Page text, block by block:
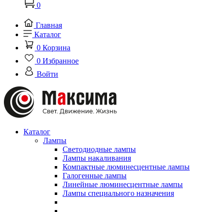
0
Главная
Каталог
0 Корзина
0 Избранное
Войти
Каталог
Лампы
Светодиодные лампы
Лампы накаливания
Компактные люминесцентные лампы
Галогенные лампы
Линейные люминесцентные лампы
Лампы специального назначения